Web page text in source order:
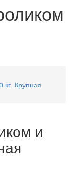
кг. Крупная
и